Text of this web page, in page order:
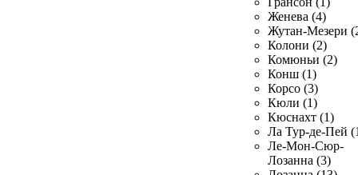
Женева (4)
Жутан-Мезери
Колони (2)
Комюньи (2)
Конш (1)
Корсо (3)
Кюли (1)
Кюснахт (1)
Ла Тур-де-Пей
Ле-Мон-Сюр-
Лозанна (3)